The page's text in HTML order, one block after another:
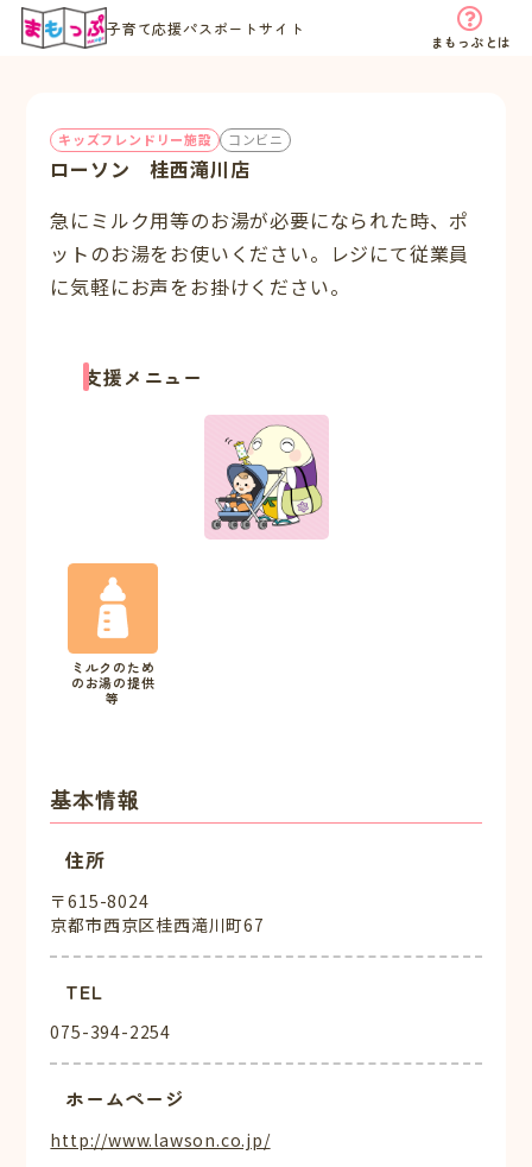
子育て応援パスポートサイト
まもっぷとは
キッズフレンドリー施設 コンビニ
ローソン 桂西滝川店
急にミルク用等のお湯が必要になられた時、ポ
ットのお湯をお使いください。レジにて従業員
に気軽にお声をお掛けください。
支援メニュー
ミルクのため
のお湯の提供
等
基本情報
住所
〒615-8024
京都市西京区桂西滝川町67
TEL
075-394-2254
ホームページ
http://www.lawson.co.jp/